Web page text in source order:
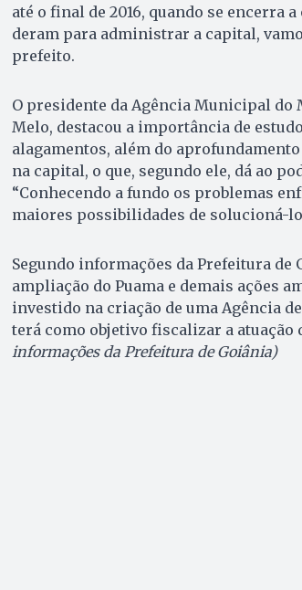
até o final de 2016, quando se encerra
deram para administrar a capital,
prefeito.
O presidente da Agência Municipal do
Melo, destacou a importância de
alagamentos, além do
na capital, o que, segundo ele, dá ao
“Conhecendo a fundo os problemas
maiores possibilidades de solucioná-
Segundo informações da Prefeitura
ampliação do Puama e demais ações
investido na criação de uma Agência
terá como objetivo fiscalizar a
informações da Prefeitura de Goiânia)